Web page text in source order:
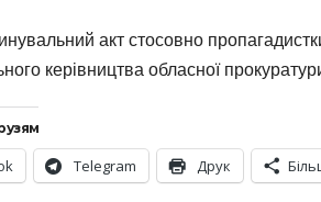
акт стосовно
керівництва обласної
Telegram Друк